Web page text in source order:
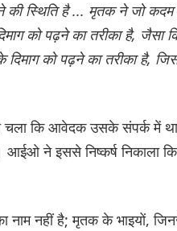
की स्थिति है ... मृतक ने जो
को पढ़ने का तरीका है,
को पढ़ने का तरीका है,
चला कि आवेदक उसके संपर्क में
ने इससे निष्कर्ष निकाला
नहीं है; मृतक के भाइयों,